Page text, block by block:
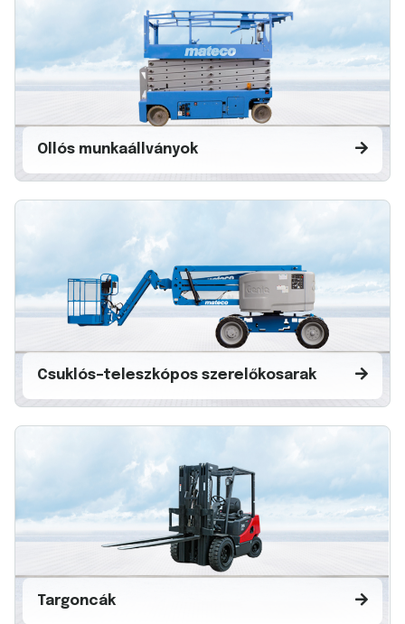
Ollós munkaállványok
Csuklós–teleszkópos szerelőkosarak
Targoncák